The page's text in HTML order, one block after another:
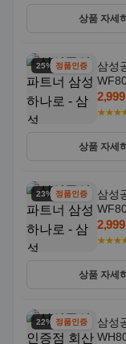
상품 자세히
25% 할인정품인증
삼성
조기
상품 자세히
23% 할인정품인증
삼성
조기
상품 자세히
22% 할인정품인증
삼성